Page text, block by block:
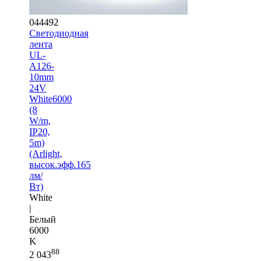
044492
Светодиодная
лента
UL-
A126-
10mm
24V
White6000
(8
W/m,
IP20,
5m)
(Arlight,
высок.эфф.165
лм/
Вт)
White
|
Белый
6000
K
2 04388